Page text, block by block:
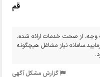
قم
وجه، از صحت خدمات ارائه شده،
نیاز مشاغل هیچگونه
گزارش مشکل آگهی